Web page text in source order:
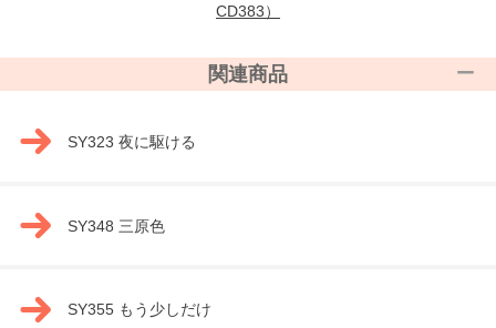
CD383）
関連商品
SY323 夜に駆ける
SY348 三原色
SY355 もう少しだけ